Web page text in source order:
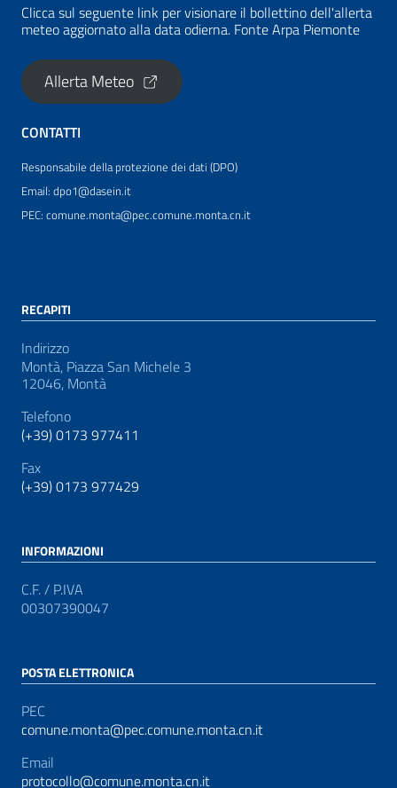
Clicca sul seguente link per visionare il bollettino dell'allerta
meteo aggiornato alla data odierna. Fonte Arpa Piemonte
Allerta Meteo
CONTATTI
Responsabile della protezione dei dati (DPO)
Email: dpo1@dasein.it
PEC: comune.monta@pec.comune.monta.cn.it
RECAPITI
Indirizzo
Montà, Piazza San Michele 3
12046, Montà
Telefono
(+39) 0173 977411
Fax
(+39) 0173 977429
INFORMAZIONI
C.F. / P.IVA
00307390047
POSTA ELETTRONICA
PEC
comune.monta@pec.comune.monta.cn.it
Email
protocollo@comune.monta.cn.it